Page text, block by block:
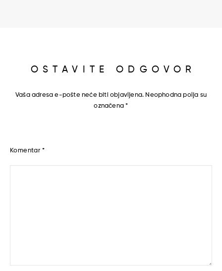
OSTAVITE ODGOVOR
Vaša adresa e-pošte neće biti objavljena. Neophodna polja su
označena*
Komentar *